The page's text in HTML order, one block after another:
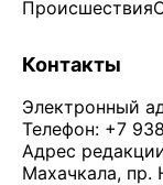
Происшествия
Контакты
Электронный
Телефон: +7
Адрес
Махачкала, пр.